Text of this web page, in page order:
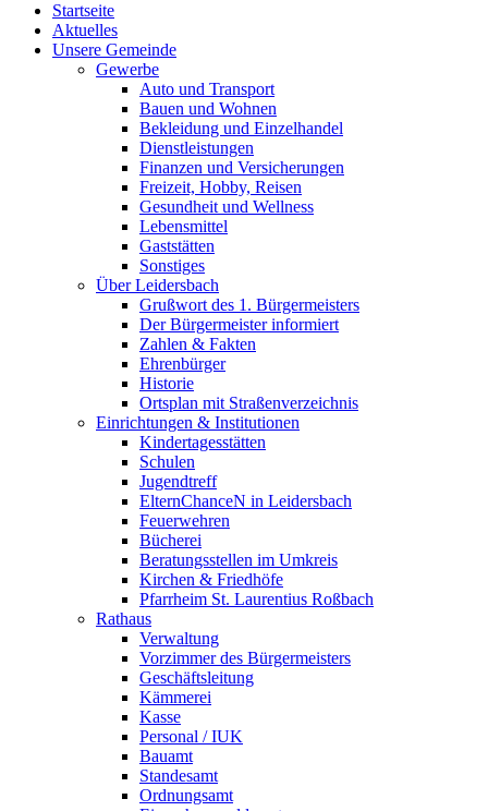
Startseite
Aktuelles
Unsere Gemeinde
Gewerbe
Auto und Transport
Bauen und Wohnen
Bekleidung und Einzelhandel
Dienstleistungen
Finanzen und Versicherungen
Freizeit, Hobby, Reisen
Gesundheit und Wellness
Lebensmittel
Gaststätten
Sonstiges
Über Leidersbach
Grußwort des 1. Bürgermeisters
Der Bürgermeister informiert
Zahlen & Fakten
Ehrenbürger
Historie
Ortsplan mit Straßenverzeichnis
Einrichtungen & Institutionen
Kindertagesstätten
Schulen
Jugendtreff
ElternChanceN in Leidersbach
Feuerwehren
Bücherei
Beratungsstellen im Umkreis
Kirchen & Friedhöfe
Pfarrheim St. Laurentius Roßbach
Rathaus
Verwaltung
Vorzimmer des Bürgermeisters
Geschäftsleitung
Kämmerei
Kasse
Personal / IUK
Bauamt
Standesamt
Ordnungsamt